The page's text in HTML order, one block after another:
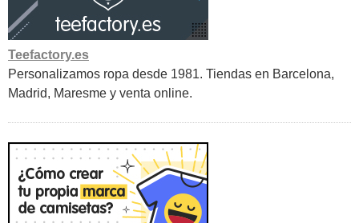
Teefactory.es
Personalizamos ropa desde 1981. Tiendas en Barcelona,
Madrid, Maresme y venta online.